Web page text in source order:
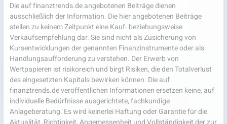
Die auf finanztrends.de angebotenen Beiträge dienen
ausschließlich der Information. Die hier angebotenen Beiträge
stellen zu keinem Zeitpunkt eine Kauf- beziehungsweise
Verkaufsempfehlung dar. Sie sind nicht als Zusicherung von
Kursentwicklungen der genannten Finanzinstrumente oder als
Handlungsaufforderung zu verstehen. Der Erwerb von
Wertpapieren ist risikoreich und birgt Risiken, die den Totalverlust
des eingesetzten Kapitals bewirken können. Die auf
finanztrends.de veröffentlichen Informationen ersetzen keine, auf
individuelle Bedürfnisse ausgerichtete, fachkundige
Anlageberatung. Es wird keinerlei Haftung oder Garantie für die